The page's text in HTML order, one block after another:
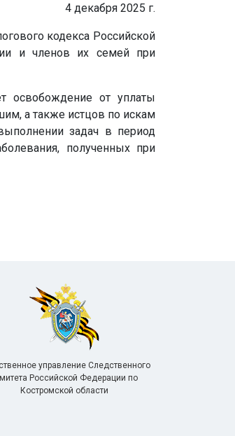
4 декабря 2025 г.
кодекса Российской
и членов их семей при
освобождение от уплаты
а также истцов по искам
задач в период
полученных при
управление Следственного
Российской Федерации по
Костромской области